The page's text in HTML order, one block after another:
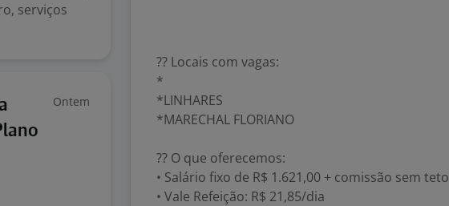
serviços
Ontem
?? Locais com vagas:
*
*LINHARES
*MARECHAL FLORIANO
?? O que oferecemos:
• Salário fixo de R$ 1.621,00 + comissão sem teto
• Vale Refeição: R$ 21,85/dia